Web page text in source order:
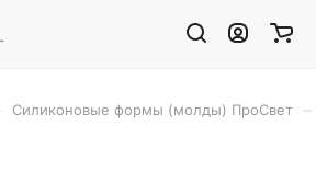
Силиконовые формы (молды) ПроСвет